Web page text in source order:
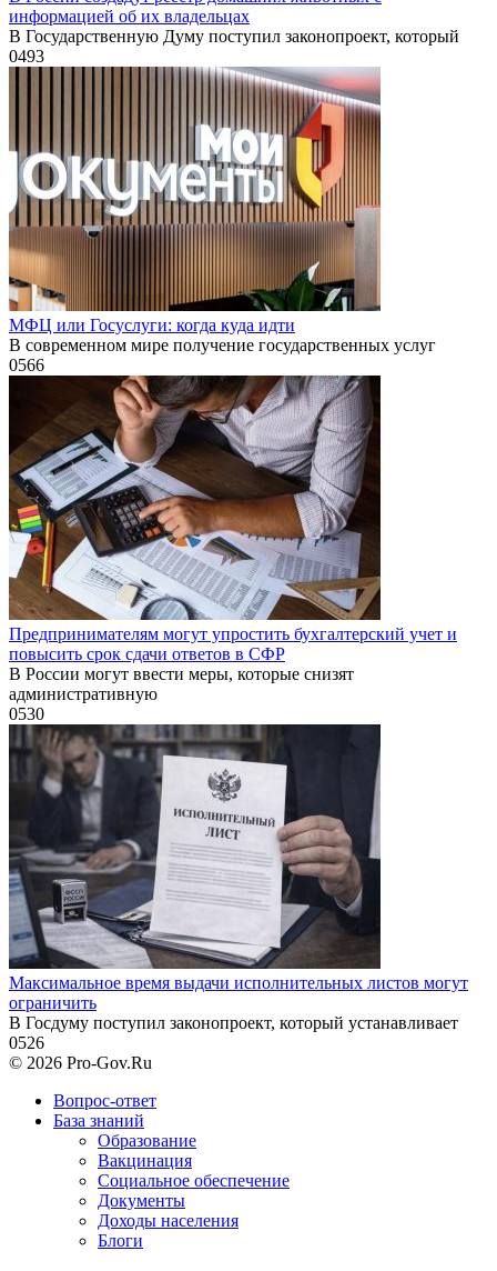
информацией об их владельцах
В Государственную Думу поступил законопроект, который
0493
МФЦ или Госуслуги: когда куда идти
В современном мире получение государственных услуг
0566
Предпринимателям могут упростить бухгалтерский учет и
повысить срок сдачи ответов в СФР
В России могут ввести меры, которые снизят
административную
0530
Максимальное время выдачи исполнительных листов могут
ограничить
В Госдуму поступил законопроект, который устанавливает
0526
© 2026 Pro-Gov.Ru
Вопрос-ответ
База знаний
Образование
Вакцинация
Социальное обеспечение
Документы
Доходы населения
Блоги